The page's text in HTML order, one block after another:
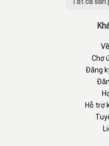
Chợ
Đăng
Hỗ trợ